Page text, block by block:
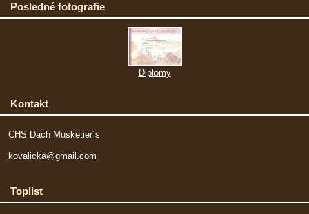
Posledné fotografie
Diplomy
Kontakt
CHS Dach Musketier´s
kovalicka@gmail.com
Toplist